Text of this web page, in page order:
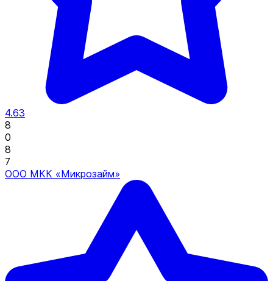
4.63
8
0
8
7
ООО МКК «Микрозайм»